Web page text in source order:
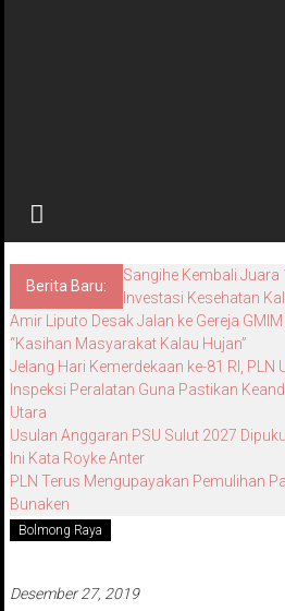
Berita Baru:
Sangihe Kembali Juara
Investasi Kesehatan
Amir Liputo Desak Jalan ke Gereja
“Kasihan Masyarakat Kalau Hujan”
Jelang Hari Kemerdekaan ke-81 RI, PLN
Inspeksi Peralatan Guna Pastikan
Utara
Usulan Anggaran PSU Sulut 2027
Ini Kata Royke Anter
PLN Terus Mengupayakan Pemulihan
Bunaken
Bolmong Raya
Desember 27, 2019